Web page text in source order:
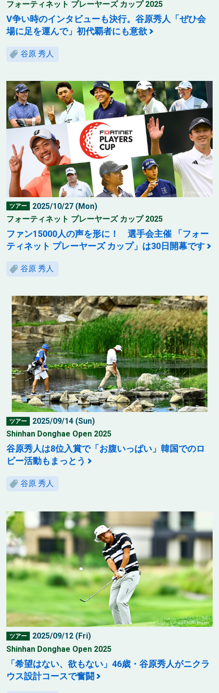
フォーティネット プレーヤーズ カップ 2025
V争い時のインタビューも決行。谷原秀人「ぜひ会
場に足を運んで」初代覇者にも意欲
谷原 秀人
ツアー
2025/10/27 (Mon)
フォーティネット プレーヤーズ カップ 2025
ファン15000人の声を形に！ 選手会主催 「フォー
ティネット プレーヤーズ カップ」は30日開幕です
谷原 秀人
ツアー
2025/09/14 (Sun)
Shinhan Donghae Open 2025
谷原秀人は8位入賞で「お腹いっぱい」韓国でのロ
ビー活動もまっとう
谷原 秀人
ツアー
2025/09/12 (Fri)
Shinhan Donghae Open 2025
「希望はない、欲もない」46歳・谷原秀人がニクラ
ウス設計コースで奮闘